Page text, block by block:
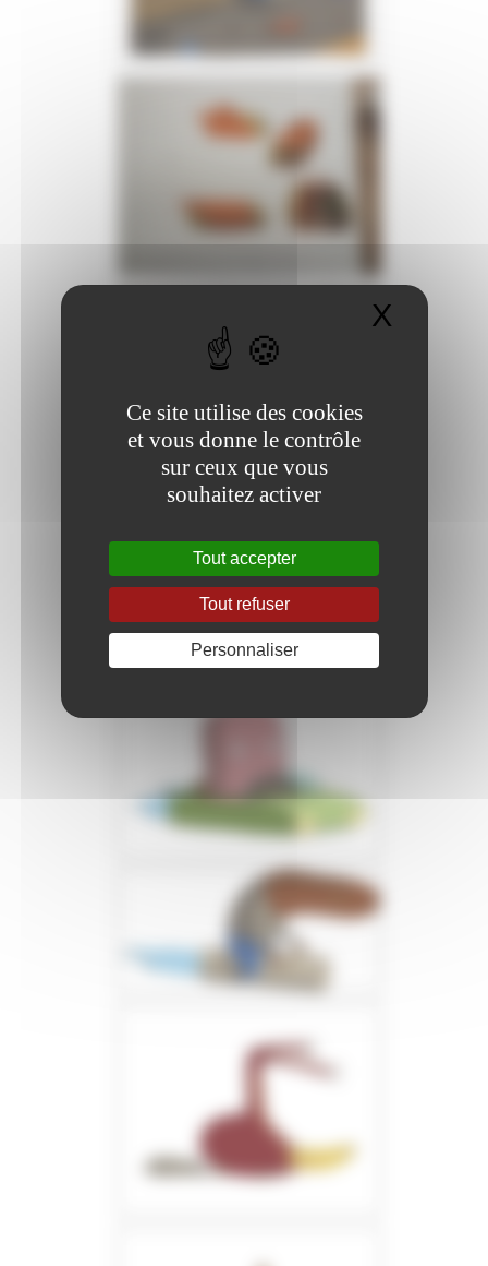
Ce site utilise des cookies
et vous donne le contrôle
sur ceux que vous
souhaitez activer
Tout accepter
Tout refuser
Personnaliser
X